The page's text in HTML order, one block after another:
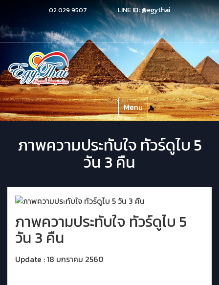
02 029 9507 LINE ID:@egythai
Menu
ภาพความประทับใจ ทัวร์ดูไบ 5
วัน 3 คืน
ภาพความประทับใจ ทัวร์ดูไบ 5
วัน 3 คืน
Update : 18 มกราคม 2560